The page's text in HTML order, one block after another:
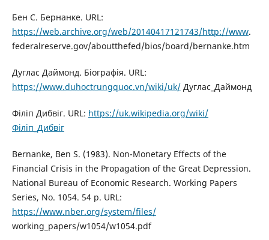
Бен С. Бернанке. URL:
https://web.archive.org/web/20140417121743/http://www.
federalreserve.gov/aboutthefed/bios/board/bernanke.htm
Дуглас Даймонд. Біографія. URL:
https://www.duhoctrungquoc.vn/wiki/uk/Дуглас_Даймонд
Філіп Дибвіг. URL: https://uk.wikipedia.org/wiki/
Філіп_Дибвіг
Bernanke, Вen S. (1983). Non-Monetary Effects of the
Financial Crisis in the Propagation of the Great Depression.
National Bureau of Economic Research. Working Papers
Series, No. 1054. 54 p. URL:
https://www.nber.org/system/files/
working_papers/w1054/w1054.pdf